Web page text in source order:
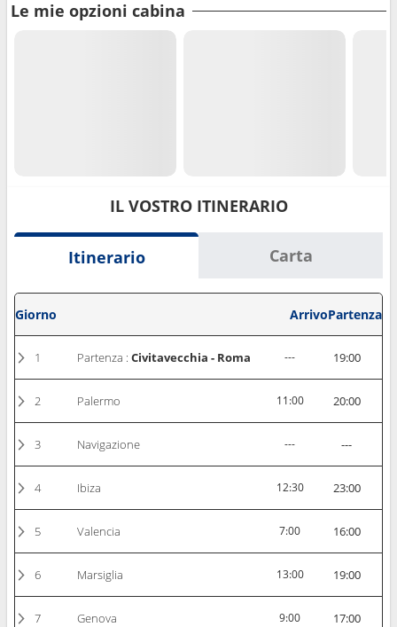
Le mie opzioni cabina
IL VOSTRO ITINERARIO
Itinerario Carta
Giorno ArrivoPartenza
1 Partenza :Civitavecchia - Roma --- 19:00
2 Palermo 11:00 20:00
3 Navigazione --- ---
4 Ibiza 12:30 23:00
5 Valencia 7:00 16:00
6 Marsiglia 13:00 19:00
7 Genova 9:00 17:00